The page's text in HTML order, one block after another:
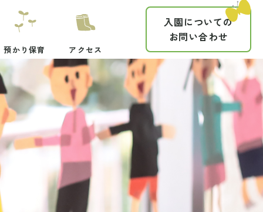
預かり保育 アクセス
入園についての
お問い合わせ